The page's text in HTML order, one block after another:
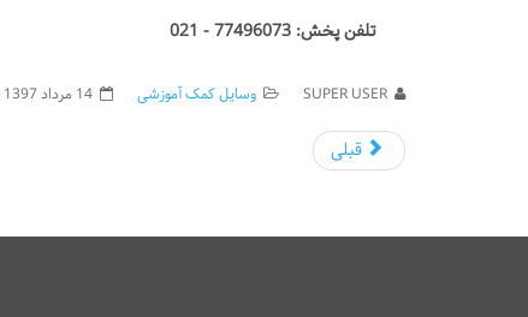
تلفن پخش: 77496073 - 021
SUPER USER وسایل کمک آموزشی 14 مرداد 1397
قبلی